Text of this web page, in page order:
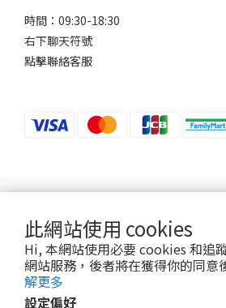
此網站使用 cookies
Hi, 本網站使用必要 cookies 和追
網站服務，後者將在獲得你的同意
解更多
設定偏好
時間：09:30-18:30
右下聊天符號
點擊聯絡客服
2024 ©Ani-Mall